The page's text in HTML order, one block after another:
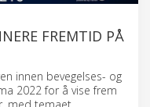
FREMTID PÅ
innen bevegelses- og
2022 for å vise frem